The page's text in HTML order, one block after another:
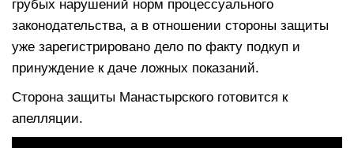
грубых нарушений норм процессуального
законодательства, а в отношении стороны защиты
уже зарегистрировано дело по факту подкуп и
принуждение к даче ложных показаний.
Сторона защиты Манастырского готовится к
апелляции.